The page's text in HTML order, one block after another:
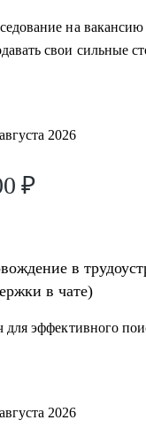
на
свои сильные
2026
₽
в
в чате)
для эффективного
2026